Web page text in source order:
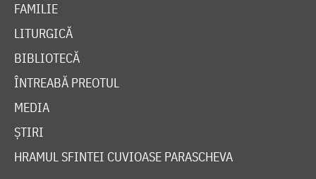
FAMILIE
LITURGICĂ
BIBLIOTECĂ
ÎNTREABĂ PREOTUL
MEDIA
ȘTIRI
HRAMUL SFINTEI CUVIOASE PARASCHEVA